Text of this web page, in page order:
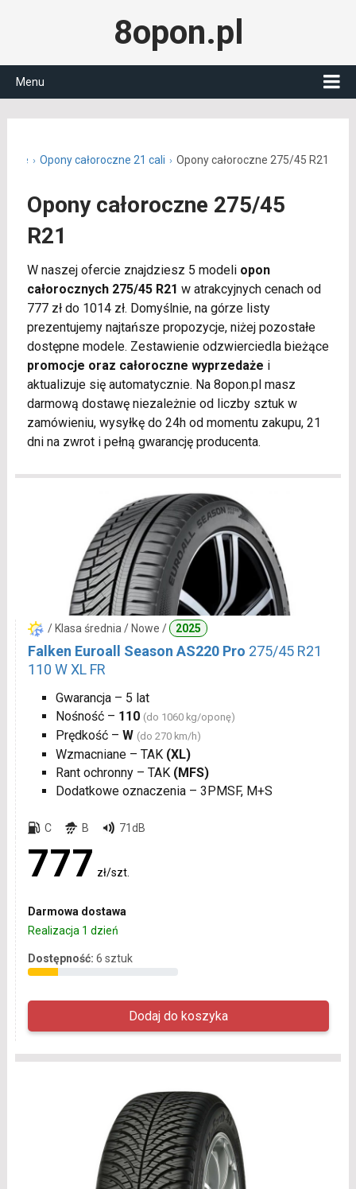
8opon.pl
Menu
Opony całoroczne 21 cali Opony całoroczne 275/45 R21
Opony całoroczne 275/45
R21
W naszej ofercie znajdziesz 5 modeli opon
całorocznych 275/45 R21 w atrakcyjnych cenach od
777 zł do 1014 zł. Domyślnie, na górze listy
prezentujemy najtańsze propozycje, niżej pozostałe
dostępne modele. Zestawienie odzwierciedla bieżące
promocje oraz całoroczne wyprzedaże i
aktualizuje się automatycznie. Na 8opon.pl masz
darmową dostawę niezależnie od liczby sztuk w
zamówieniu, wysyłkę do 24h od momentu zakupu, 21
dni na zwrot i pełną gwarancję producenta.
/ Klasa średnia / Nowe / 2025
Falken Euroall Season AS220 Pro 275/45 R21
110 W XL FR
Gwarancja – 5 lat
Nośność – 110 (do 1060 kg/oponę)
Prędkość – W (do 270 km/h)
Wzmacniane – TAK (XL)
Rant ochronny – TAK (MFS)
Dodatkowe oznaczenia – 3PMSF, M+S
C B 71dB
777 zł/szt.
Darmowa dostawa
Realizacja 1 dzień
Dostępność: 6 sztuk